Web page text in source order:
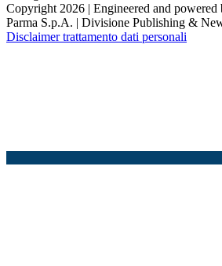
Copyright 2026 | Engineered and
Parma S.p.A. | Divisione Publishing &
Disclaimer trattamento dati personali